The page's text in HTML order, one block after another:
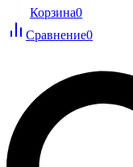
Корзина0
Сравнение0